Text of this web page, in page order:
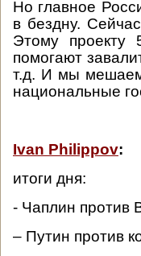
Но главное
в бездну.
Этому проекту
помогают
т.д. И мы мешаем
национальные
Ivan Philippov:
итоги дня:
- Чаплин против
– Путин против